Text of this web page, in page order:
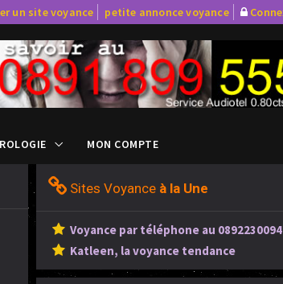
un site voyance petite annonce voyance
MON COMPTE
Sites Voyance à la Une
Voyance par téléphone au 0892230094
Katleen, la voyance tendance